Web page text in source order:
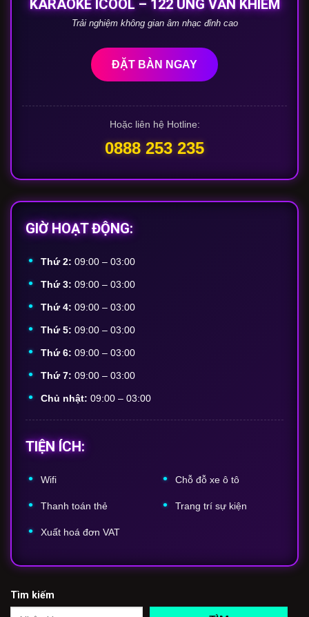
KARAOKE ICOOL – 122 UNG VĂN KHIÊM
Trải nghiệm không gian âm nhạc đỉnh cao
ĐẶT BÀN NGAY
Hoặc liên hệ Hotline:
0888 253 235
GIỜ HOẠT ĐỘNG:
Thứ 2:09:00 – 03:00
Thứ 3: 09:00 – 03:00
Thứ 4: 09:00 – 03:00
Thứ 5: 09:00 – 03:00
Thứ 6: 09:00 – 03:00
Thứ 7: 09:00 – 03:00
Chủ nhật: 09:00 – 03:00
TIỆN ÍCH:
Wifi Chỗ đỗ xe ô tô
Thanhtoánthẻ Trang trí sự kiện
Xuất hoáđơnVAT
Tìm kiếm